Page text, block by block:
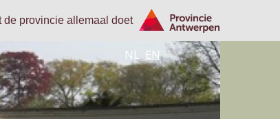
de provincie allemaal doet
NL EN